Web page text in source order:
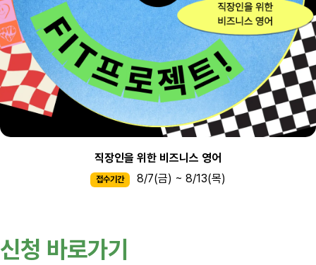
직장인을 위한 비즈니스 영어
접수기간 8/7(금) ~ 8/13(목)
신청 바로가기